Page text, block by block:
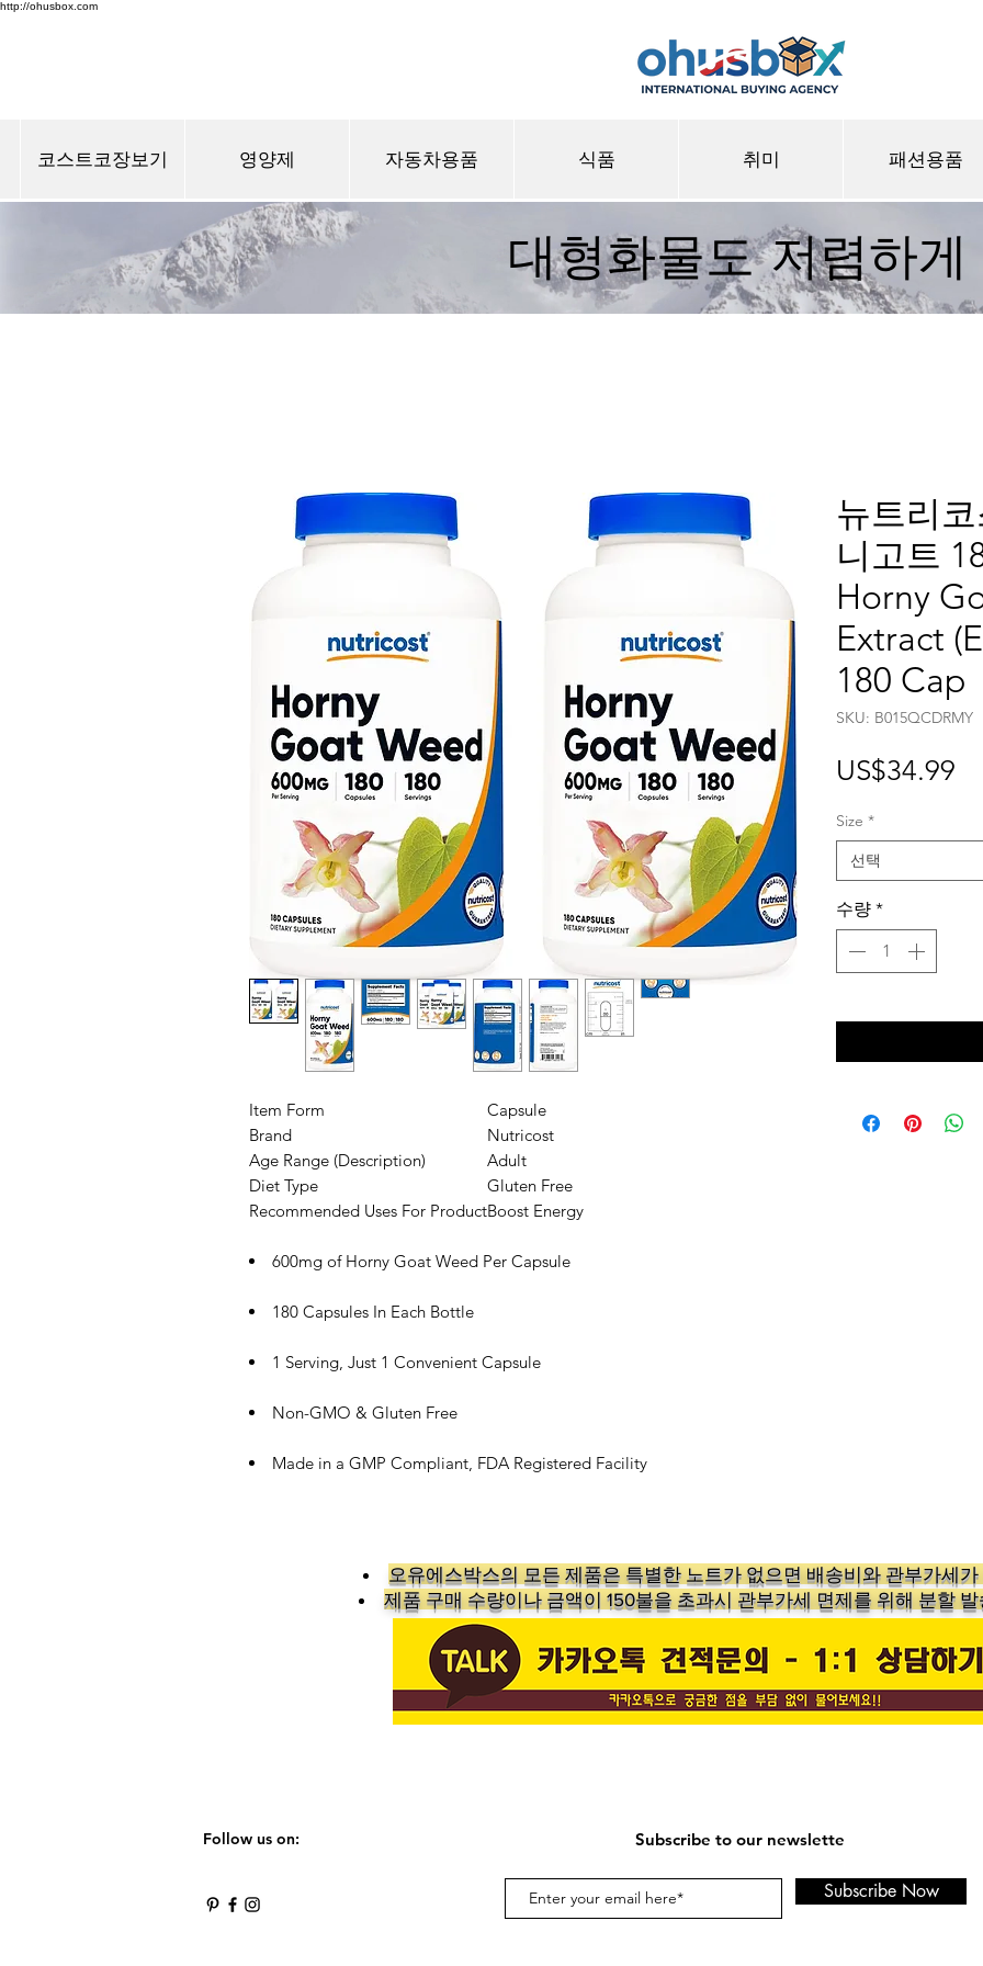
http://ohusbox.com
코스트코장보기 영양제 자동차용품 식품 취미 패션용품
대형화물도 저렴하게
Item Form
Capsule
Brand
Nutricost
Age Range (Description)
Adult
Diet Type
Gluten Free
Recommended Uses For ProductBoost Energy
600mg of Horny Goat Weed Per Capsule
180 Capsules In Each Bottle
1 Serving, Just 1 Convenient Capsule
Non-GMO & Gluten Free
Made in a GMP Compliant, FDA Registered Facility
뉴트리
니고트
Horny
Extract
180 Cap
SKU: ‎B015QCDRMY
US$34.99
Size *
선택
수량 *
오유에스박스의 ​모든 제품은 특별한 노트가 없으면 배송비와 관부가세
제품 구매 수량이나 금액이 150불을 초과시 관부가세 면제를 위해 분할
Follow us on: Subscribe to our newslette
Subscribe Now